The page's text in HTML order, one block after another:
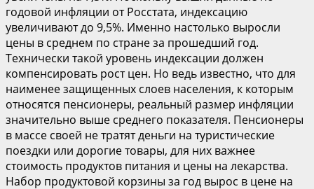
годовой инфляции от Росстата, индексацию
увеличивают до 9,5%. Именно настолько выросли
цены в среднем по стране за прошедший год.
Технически такой уровень индексации должен
компенсировать рост цен. Но ведь известно, что для
наименее защищенных слоев населения, к которым
относятся пенсионеры, реальный размер инфляции
значительно выше среднего показателя. Пенсионеры
в массе своей не тратят деньги на туристические
поездки или дорогие товары, для них важнее
стоимость продуктов питания и цены на лекарства.
Набор продуктовой корзины за год вырос в цене на